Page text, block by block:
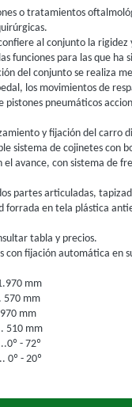
o tratamientos
al conjunto la rigidez
funciones para las que ha
del conjunto se realiza
los movimientos de
pistones pneumáticos
y fijación del carro
sistema de cojinetes con
avance, con sistema de
partes articuladas,
forrada en tela plástica
tabla y precios.
con fijación automática en
mm
mm
mm
510 mm
- 72º
0º - 20º